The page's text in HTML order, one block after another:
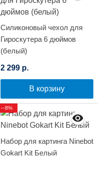
Силиконовый чехол для
Гироскутера 6 дюймов
(белый)
2 299 р.
В корзину
Набор для картинга Ninebot
Gokart Kit Белый
--8%